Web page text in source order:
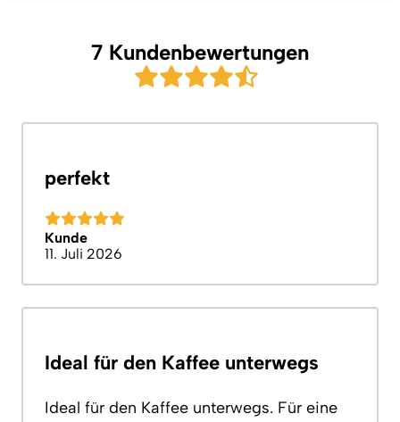
7 Kundenbewertungen
perfekt
Kunde
11. Juli 2026
Ideal für den Kaffee unterwegs
Ideal für den Kaffee unterwegs. Für eine